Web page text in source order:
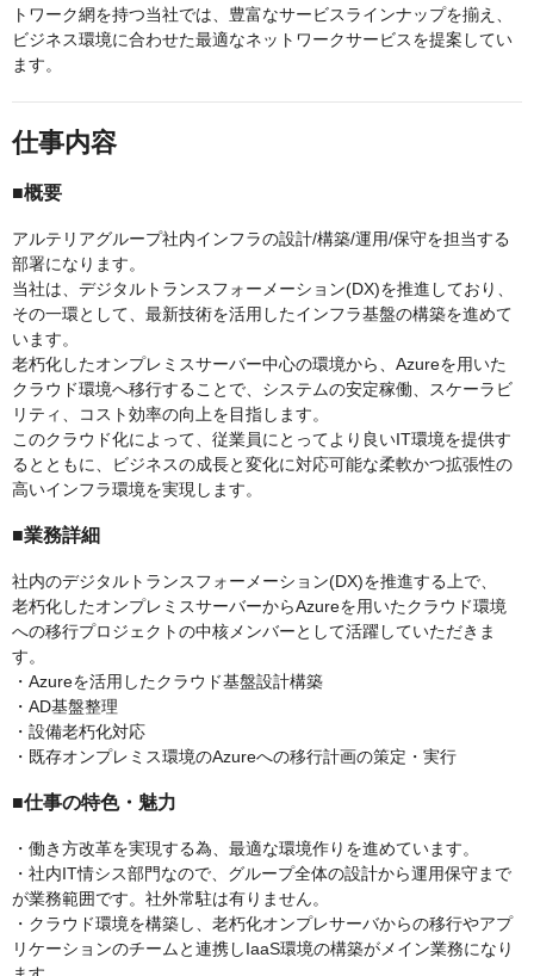
トワーク網を持つ当社では、豊富なサービスラインナップを揃え、
ビジネス環境に合わせた最適なネットワークサービスを提案してい
ます。
仕事内容
■概要
アルテリアグループ社内インフラの設計/構築/運用/保守を担当する
部署になります。
当社は、デジタルトランスフォーメーション(DX)を推進しており、
その一環として、最新技術を活用したインフラ基盤の構築を進めて
います。
老朽化したオンプレミスサーバー中心の環境から、Azureを用いた
クラウド環境へ移行することで、システムの安定稼働、スケーラビ
リティ、コスト効率の向上を目指します。
このクラウド化によって、従業員にとってより良いIT環境を提供す
るとともに、ビジネスの成長と変化に対応可能な柔軟かつ拡張性の
高いインフラ環境を実現します。
■業務詳細
社内のデジタルトランスフォーメーション(DX)を推進する上で、
老朽化したオンプレミスサーバーからAzureを用いたクラウド環境
への移行プロジェクトの中核メンバーとして活躍していただきま
す。
・Azureを活用したクラウド基盤設計構築
・AD基盤整理
・設備老朽化対応
・既存オンプレミス環境のAzureへの移行計画の策定・実行
■仕事の特色・魅力
・働き方改革を実現する為、最適な環境作りを進めています。
・社内IT情シス部門なので、グループ全体の設計から運用保守まで
が業務範囲です。社外常駐は有りません。
・クラウド環境を構築し、老朽化オンプレサーバからの移行やアプ
リケーションのチームと連携しIaaS環境の構築がメイン業務になり